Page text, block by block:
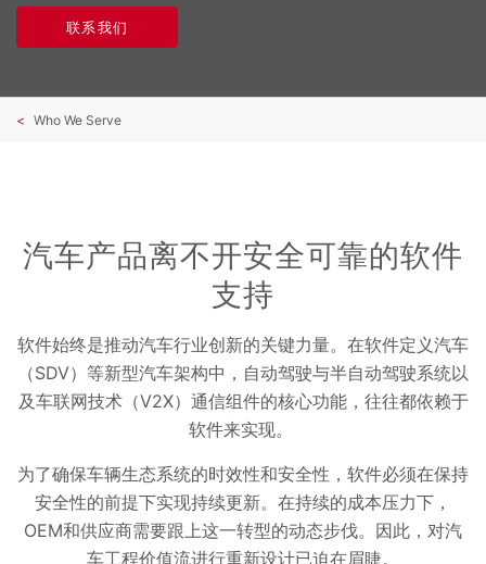
联系我们
Who We Serve
汽车产品离不开安全可靠的软件
支持
软件始终是推动汽车行业创新的关键力量。在软件定义汽车
（SDV）等新型汽车架构中，自动驾驶与半自动驾驶系统以
及车联网技术（V2X）通信组件的核心功能，往往都依赖于
软件来实现。
为了确保车辆生态系统的时效性和安全性，软件必须在保持
安全性的前提下实现持续更新。在持续的成本压力下，
OEM和供应商需要跟上这一转型的动态步伐。因此，对汽
车工程价值流进行重新设计已迫在眉睫。